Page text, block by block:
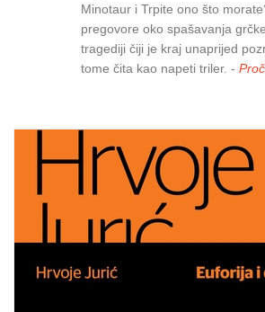
Minotaur i Trpite ono što
pregovore oko spašavanja
tragediji čiji je kraj unaprijed
tome čita kao napeti triler. -